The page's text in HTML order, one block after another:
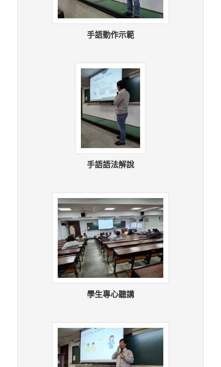
手語動作示範
手語語法解說
學生專心聽講